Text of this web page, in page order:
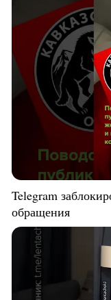
Telegram
обращения